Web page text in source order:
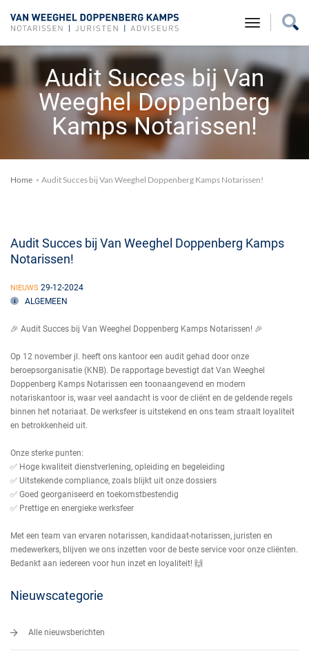
toggle
Audit Succes bij Van
Weeghel Doppenberg
Kamps Notarissen!
Home Audit Succes bij Van Weeghel Doppenberg Kamps Notarissen!
Audit Succes bij Van Weeghel Doppenberg Kamps
Notarissen!
NIEUWS 29-12-2024
ALGEMEEN
🎉 Audit Succes bij Van Weeghel Doppenberg Kamps Notarissen! 🎉
Op 12 november jl. heeft ons kantoor een audit gehad door onze
beroepsorganisatie (KNB). De rapportage bevestigt dat Van Weeghel
Doppenberg Kamps Notarissen een toonaangevend en modern
notariskantoor is, waar veel aandacht is voor de cliënt en de geldende regels
binnen het notariaat. De werksfeer is uitstekend en ons team straalt loyaliteit
en betrokkenheid uit.
Onze sterke punten:
✅ Hoge kwaliteit dienstverlening, opleiding en begeleiding
✅ Uitstekende compliance, zoals blijkt uit onze dossiers
✅ Goed georganiseerd en toekomstbestendig
✅ Prettige en energieke werksfeer
Met een team van ervaren notarissen, kandidaat-notarissen, juristen en
medewerkers, blijven we ons inzetten voor de beste service voor onze cliënten.
Bedankt aan iedereen voor hun inzet en loyaliteit! 🙌
Nieuwscategorie
Alle nieuwsberichten